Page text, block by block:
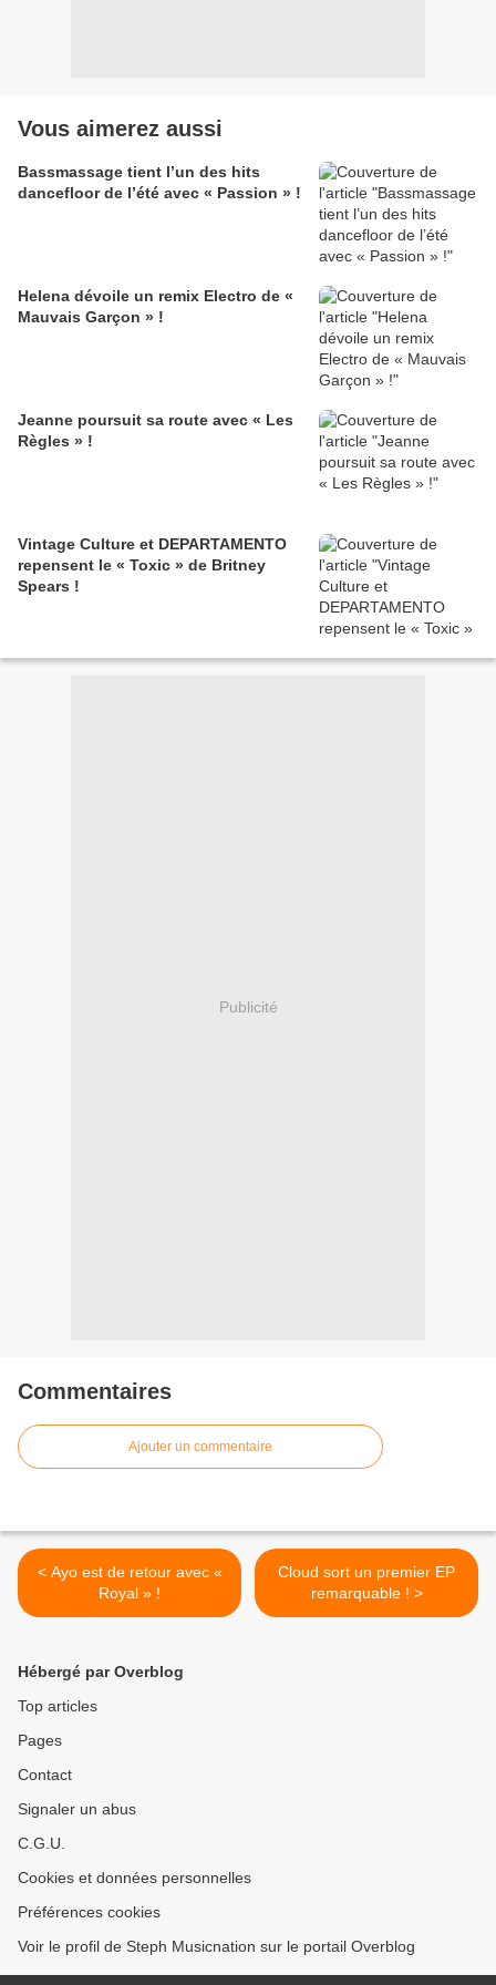
Vous aimerez aussi
Bassmassage tient l’un des hits
dancefloor de l’été avec « Passion » !
Helena dévoile un remix Electro de «
Mauvais Garçon » !
Jeanne poursuit sa route avec « Les
Règles » !
Vintage Culture et DEPARTAMENTO
repensent le « Toxic » de Britney
Spears !
Publicité
Commentaires
Ajouter un commentaire
< Ayo est de retour avec «
Royal » !
Cloud sort un premier EP
remarquable ! >
Hébergé par Overblog
Top articles
Pages
Contact
Signaler un abus
C.G.U.
Cookies et données personnelles
Préférences cookies
Voir le profil de Steph Musicnation sur le portail Overblog